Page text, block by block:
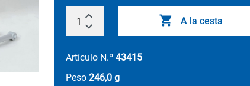
A la cesta
Artículo N.º 43415
Peso 246,0 g